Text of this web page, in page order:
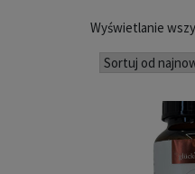
Wyświetlanie